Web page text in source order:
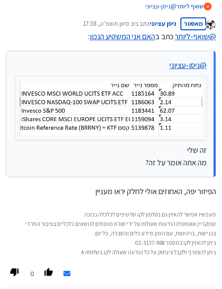
ש שואף ליותר@ניסן-עציוני
זה שלי
מנותק
מאסטר ניסן עציוניכתב ביב סיוון תשפ״ה, 17:38
נערך לאחרונה על ידי
@שואף-ליותרכתב בהאם אני המשקיע הנכון:
@ניסן-עציוני
זה שלי
מה אתה אומר על זה?
הפיזור יפה, האחוזים אולי לחלק יראו מעניין
מעכשיו אפשר להאזין גם בטלפון לקו של טיפים לכלכלה נכונה
שמקריין אוטמטית הודעות שעולות על ידי שורת מומחים לנושאים כלכליים בציבור החרדי
בנגישות, ברהיטות, עם המון מידע כלים והסברה, כל יום.
ניתן להאזין לקו במספר 02-3137-988
ניתן להצטרף ולקבל צינתוק על כל הודעה שעולה לקו בשלוחה 4
0